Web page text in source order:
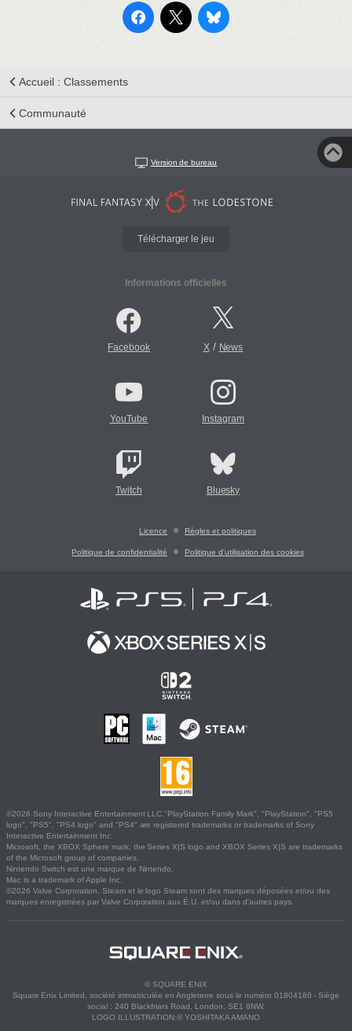
Accueil : Classements
Communauté
Version de bureau
Télécharger le jeu
Informations officielles
Facebook X/ News
YouTube Instagram
Twitch Bluesky
Licence Règles et politiques
Politique de confidentialité Politique d'utilisation des cookies
©2026 Sony Interactive Entertainment LLC."PlayStation Family Mark", "PlayStation", "PS5
logo", "PS5", "PS4 logo" and "PS4" are registered trademarks or trademarks of Sony
Interactive Entertainment Inc.
Microsoft, the XBOX Sphere mark, the Series X|S logo and XBOX Series X|S are trademarks
of the Microsoft group of companies.
Nintendo Switch est une marque de Nintendo.
Mac is a trademark of Apple Inc.
©2026 Valve Corporation. Steam et le logo Steam sont des marques déposées et/ou des
marques enregistrées par Valve Corporation aux É.U. et/ou dans d'autres pays.
© SQUARE ENIX
Square Enix Limited, société immatriculée en Angleterre sous le numéro 01804186 - Siège
social : 240 Blackfriars Road, London, SE1 8NW.
LOGO ILLUSTRATION:© YOSHITAKA AMANO